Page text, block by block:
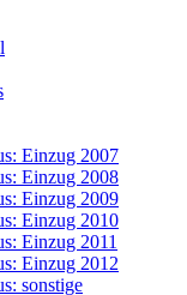
Einzug 2007
Einzug 2008
Einzug 2009
Einzug 2010
Einzug 2011
Einzug 2012
sonstige